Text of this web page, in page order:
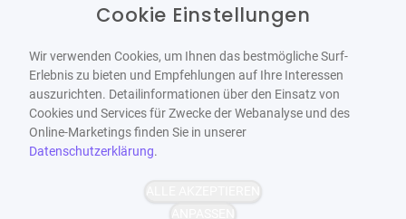
WCAG-2.1-AA
Cookie Einstellungen
Wir verwenden Cookies, um Ihnen das bestmögliche Surf-
Erlebnis zu bieten und Empfehlungen auf Ihre Interessen
auszurichten. Detailinformationen über den Einsatz von
Cookies und Services für Zwecke der Webanalyse und des
Online-Marketings finden Sie in unserer
Datenschutzerklärung.
ALLE AKZEPTIEREN
ANPASSEN